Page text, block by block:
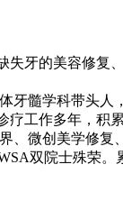
失牙的美容修
牙髓学科带头
工作多年，
、微创美学修
双院士殊荣